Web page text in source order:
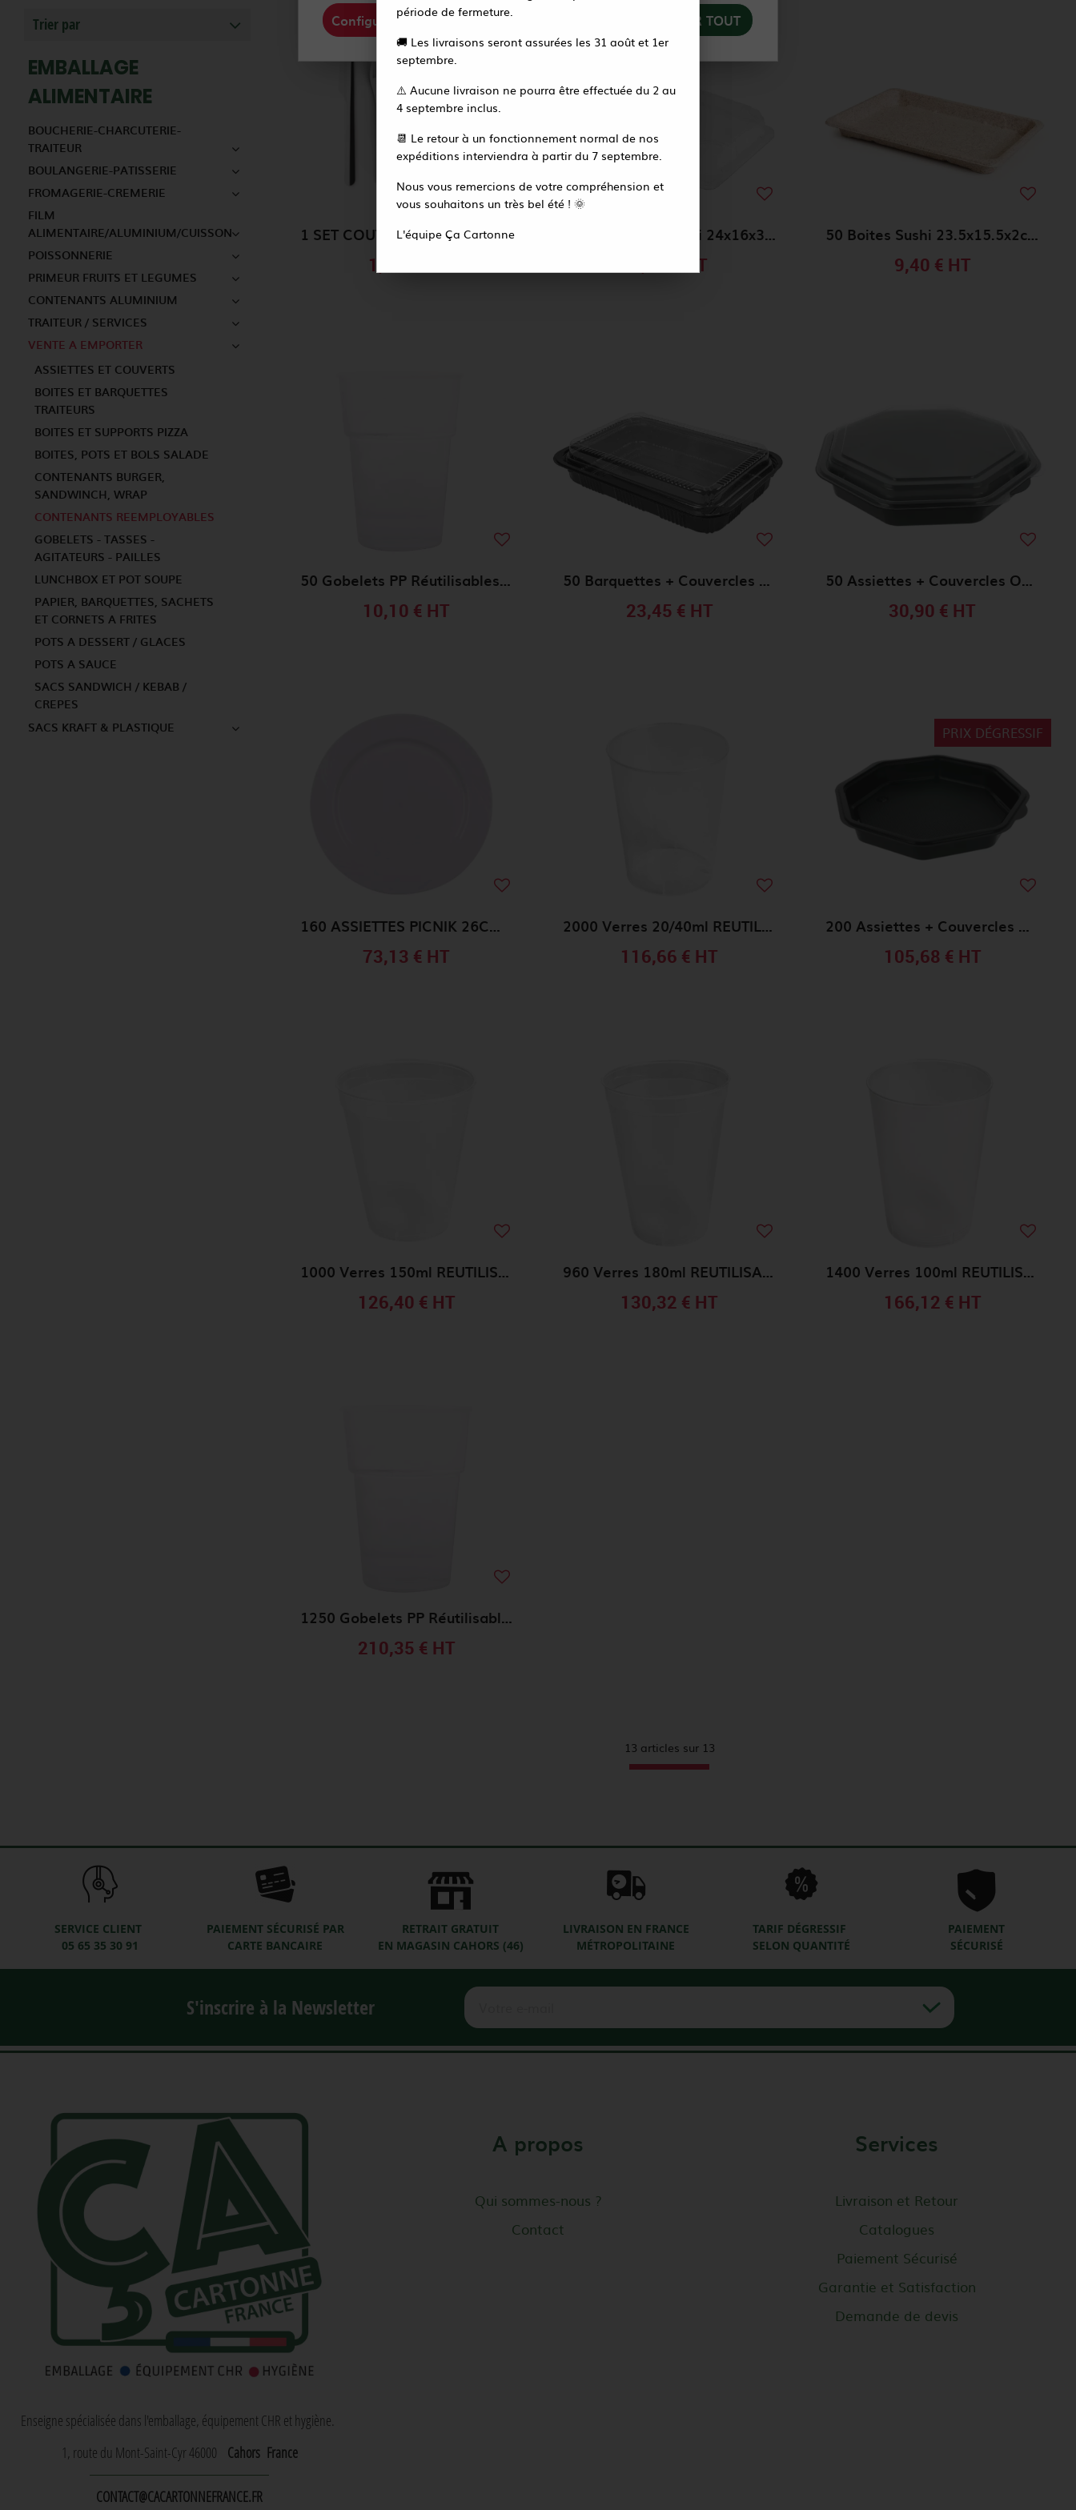
Trier par
EMBALLAGE
ALIMENTAIRE
BOUCHERIE-CHARCUTERIE-
TRAITEUR
BOULANGERIE-PATISSERIE
FROMAGERIE-CREMERIE
FILM
ALIMENTAIRE/ALUMINIUM/CUISSON
POISSONNERIE
PRIMEUR FRUITS ET LEGUMES
CONTENANTS ALUMINIUM
TRAITEUR / SERVICES
VENTE A EMPORTER
ASSIETTES ET COUVERTS
BOITES ET BARQUETTES
TRAITEURS
BOITES ET SUPPORTS PIZZA
BOITES, POTS ET BOLS SALADE
CONTENANTS BURGER,
SANDWINCH, WRAP
CONTENANTS REEMPLOYABLES
GOBELETS - TASSES -
AGITATEURS - PAILLES
LUNCHBOX ET POT SOUPE
PAPIER, BARQUETTES, SACHETS
ET CORNETS A FRITES
POTS A DESSERT / GLACES
POTS A SAUCE
SACS SANDWICH / KEBAB /
CREPES
SACS KRAFT & PLASTIQUE
1 SET COUTEAU TABLE FOURCHETTE TABLE CUILLERE SERVIETTE
1,02 €
50 Couvercles Sushi 24x16x3cm TRANSPARENTS OPS
HT
50 Boites Sushi 23.5x15.5x2cm BIONIC
9,40 € HT
50 Gobelets PP Réutilisables 33cl TRANSPARENT
10,10 € HT
50 Barquettes + Couvercles PS 22x15x5 NOIR
23,45 € HT
50 Assiettes + Couvercles Octo 23x23x5 NOIR
30,90 € HT
160 ASSIETTES PICNIK 26CM / ISV61260BL
73,13 € HT
2000 Verres 20/40ml REUTILISABLE
116,66 € HT
PRIX DÉGRESSIF
200 Assiettes + Couvercles Octo 23x23x5 NOIR
105,68 € HT
1000 Verres 150ml REUTILISABLE
126,40 € HT
960 Verres 180ml REUTILISABLE
130,32 € HT
1400 Verres 100ml REUTILISABLE
166,12 € HT
1250 Gobelets PP Réutilisables 33cl TRANSPARENT
210,35 € HT
13 articles sur 13
SERVICE CLIENT
05 65 35 30 91
PAIEMENT SÉCURISÉ PAR
CARTE BANCAIRE
RETRAIT GRATUIT
EN MAGASIN CAHORS (46)
LIVRAISON EN FRANCE
MÉTROPOLITAINE
TARIF DÉGRESSIF
SELON QUANTITÉ
PAIEMENT
SÉCURISÉ
S'inscrire à la Newsletter
Enseigne spécialisée dans l'emballage, équipement CHR et hygiène.
1, route du Mont-Saint-Cyr 46000 Cahors France
CONTACT@CACARTONNEFRANCE.FR
A propos
Qui sommes-nous ?
Contact
Services
Livraison et Retour
Catalogues
Paiement Sécurisé
Garantie et Satisfaction
Demande de devis
Configurer Tout refuser ACCEPTER TOUT
Vous recevrez alors un e-mail pour créer votre
nouveau mot de passe en quelques secondes.
Accéder à la page de connexion
période de fermeture.
🚚 Les livraisons seront assurées les 31 août et 1er
septembre.
⚠️ Aucune livraison ne pourra être effectuée du 2 au
4 septembre inclus.
📆 Le retour à un fonctionnement normal de nos
expéditions interviendra à partir du 7 septembre.
Nous vous remercions de votre compréhension et
vous souhaitons un très bel été ! 🌞
L'équipe Ça Cartonne